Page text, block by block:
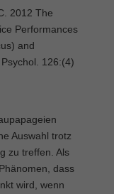
2012 The
Performances
and
126:(4)
Auswahl trotz
zu treffen. Als
dass
wird, wenn